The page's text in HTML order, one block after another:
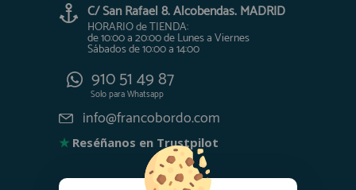
C/ San Rafael 8. Alcobendas. MADRID
HORARIO de TIENDA:
de 10:00 a 20:00 de Lunes a Viernes
Sábados de 10:00 a 14:00
910 51 49 87
Solo paraWhatsapp
info@francobordo.com
★ Reséñanos en Trustpilot